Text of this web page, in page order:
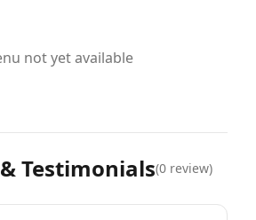
not yet available
Testimonials(0 review)